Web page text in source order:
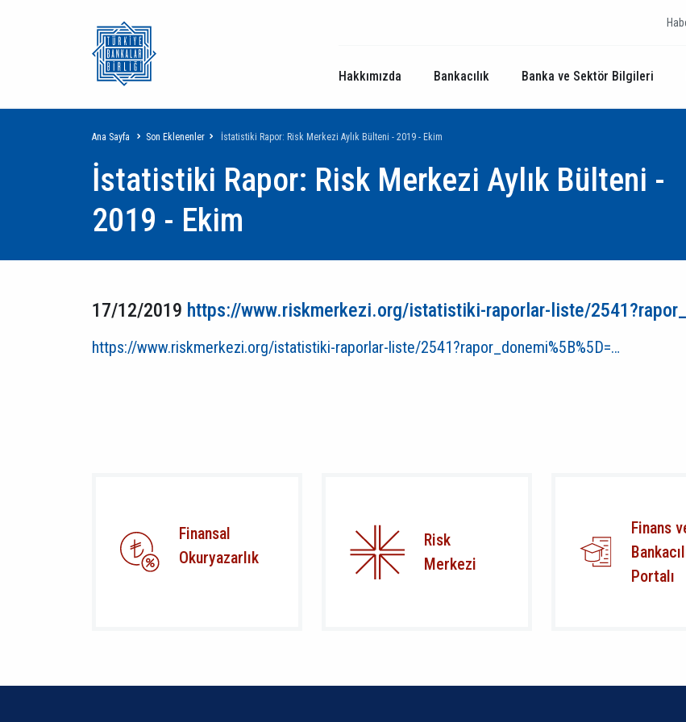
Hakkımızda Bankacılık Banka ve Sektör Bilgileri
Sayfa
yolu
Ana Sayfa Son Eklenenler İstatistiki Rapor: Risk Merkezi Aylık Bülteni - 2019 - Ekim
İstatistiki Rapor: Risk Merkezi Aylık Bülteni -
2019 - Ekim
17/12/2019 https://www.riskmerkezi.org/istatistiki-raporlar-liste/
https://www.riskmerkezi.org/istatistiki-raporlar-liste/2541?rapor_donemi%5B%5D=…
Finansal
Okuryazarlık
Risk
Merkezi
Finans
Portalı